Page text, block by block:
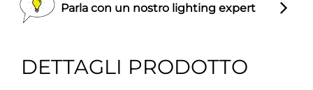
Parla con un nostro lighting expert
DETTAGLI PRODOTTO